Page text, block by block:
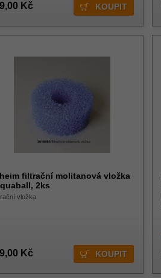
Kč
filtrační molitanová vložka
2ks
vložka
Kč